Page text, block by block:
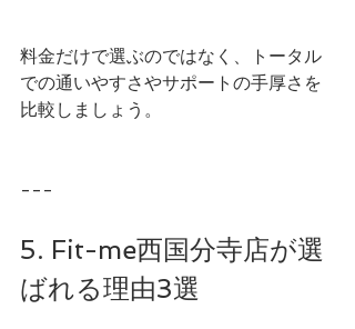
料金だけで選ぶのではなく、トータル
での通いやすさやサポートの手厚さを
比較しましょう。
---
5. Fit-me西国分寺店が選
ばれる理由3選